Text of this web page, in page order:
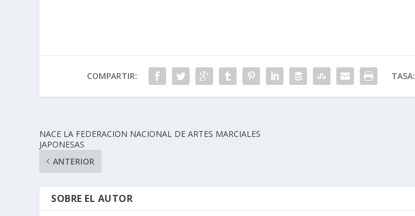
COMPARTIR: TASA:
NACE LA FEDERACION NACIONAL DE ARTES MARCIALES
JAPONESAS
ANTERIOR
SOBRE EL AUTOR